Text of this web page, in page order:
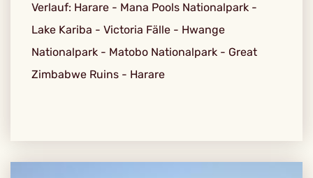
Verlauf: Harare - Mana Pools Nationalpark -
Lake Kariba - Victoria Fälle - Hwange
Nationalpark - Matobo Nationalpark - Great
Zimbabwe Ruins - Harare